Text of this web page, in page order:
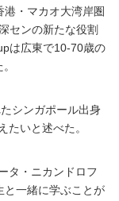
・マカオ大湾岸圏
センの新たな役割
は広東で10-70歳の
シンガポール出身
たいと述べた。
タ・ニカンドロフ
と一緒に学ぶことが